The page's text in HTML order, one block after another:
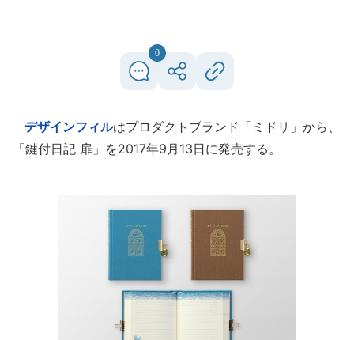
0
デザインフィルはプロダクトブランド「ミドリ」から、
「鍵付日記 扉」を2017年9月13日に発売する。